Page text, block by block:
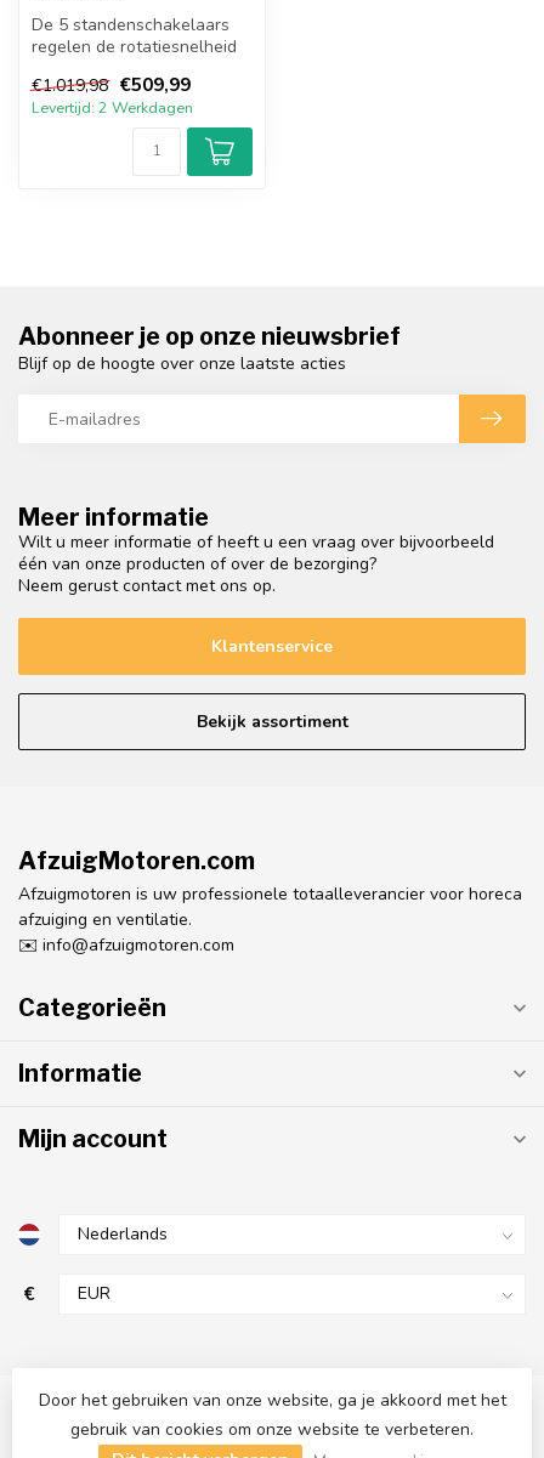
De 5 standenschakelaars
regelen de rotatiesnelheid
aanstu...
€1.019,98 €509,99
Levertijd: 2 Werkdagen
Meer informatie
Wilt u meer informatie of heeft u een vraag over bijvoorbeeld
één van onze producten of over de bezorging?
Neem gerust contact met ons op.
Klantenservice
Bekijk assortiment
Abonneer je op onze nieuwsbrief
Blijf op de hoogte over onze laatste acties
AfzuigMotoren.com
Afzuigmotoren is uw professionele totaalleverancier voor horeca
afzuiging en ventilatie.
✉️ info@afzuigmotoren.com
Categorieën
Informatie
Mijn account
€
© Copyright 2026 AfzuigMotoren.com- Powered byLightspeed
Door het gebruiken van onze website, ga je akkoord met het
gebruik van cookies om onze website te verbeteren.